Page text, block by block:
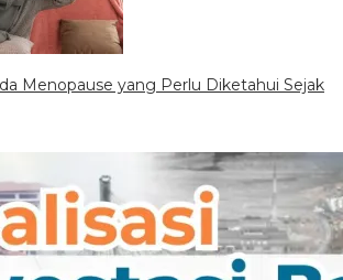
Menopause yang Perlu Diketahui Sejak